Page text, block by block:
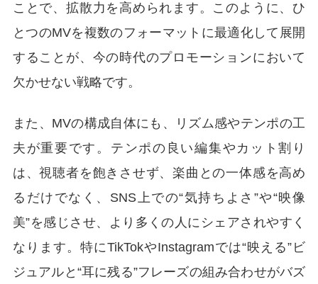
ことで、拡散力を高められます。このように、ひ
とつのMVを複数のフォーマットに最適化して展開
することが、今の時代のプロモーションにおいて
欠かせない戦略です。
また、MVの構成自体にも、リズム感やテンポの工
夫が重要です。テンポの良い編集やカット割り
は、視聴者を飽きさせず、楽曲との一体感を高め
るだけでなく、SNS上での“気持ちよさ”や“映像
美”を感じさせ、より多くの人にシェアされやすく
なります。特にTikTokやInstagramでは“映える”ビ
ジュアルと“耳に残る”フレーズの組み合わせがバズ